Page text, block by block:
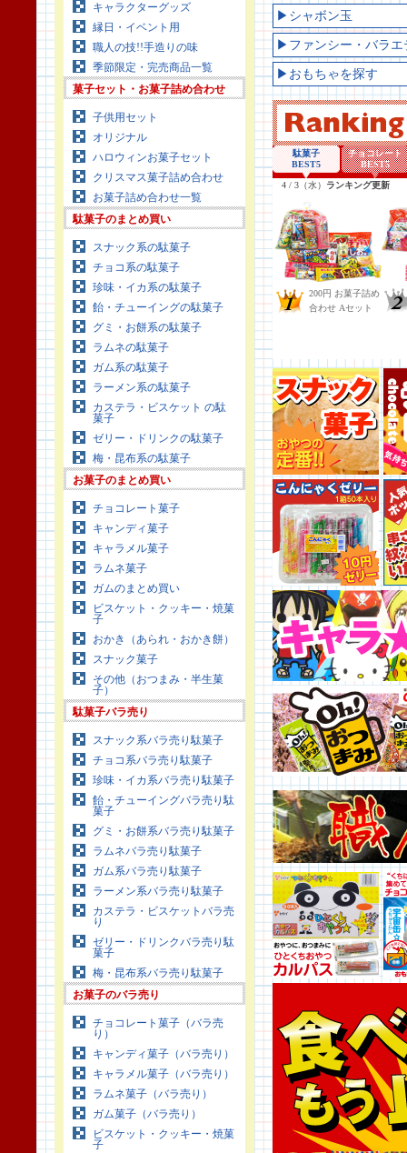
キャラクターグッズ
縁日・イベント用
職人の技!!手造りの味
季節限定・完売商品一覧
菓子セット・お菓子詰め合わせ
子供用セット
オリジナル
ハロウィンお菓子セット
クリスマス菓子詰め合わせ
お菓子詰め合わせ一覧
駄菓子のまとめ買い
スナック系の駄菓子
チョコ系の駄菓子
珍味・イカ系の駄菓子
飴・チューイングの駄菓子
グミ・お餅系の駄菓子
ラムネの駄菓子
ガム系の駄菓子
ラーメン系の駄菓子
カステラ・ビスケット の駄
菓子
ゼリー・ドリンクの駄菓子
梅・昆布系の駄菓子
お菓子のまとめ買い
チョコレート菓子
キャンディ菓子
キャラメル菓子
ラムネ菓子
ガムのまとめ買い
ビスケット・クッキー・焼菓
子
おかき（あられ・おかき餅）
スナック菓子
その他（おつまみ・半生菓
子）
駄菓子バラ売り
スナック系バラ売り駄菓子
チョコ系バラ売り駄菓子
珍味・イカ系バラ売り駄菓子
飴・チューイングバラ売り駄
菓子
グミ・お餅系バラ売り駄菓子
ラムネバラ売り駄菓子
ガム系バラ売り駄菓子
ラーメン系バラ売り駄菓子
カステラ・ビスケットバラ売
り
ゼリー・ドリンクバラ売り駄
菓子
梅・昆布系バラ売り駄菓子
お菓子のバラ売り
チョコレート菓子（バラ売
り）
キャンディ菓子（バラ売り）
キャラメル菓子（バラ売り）
ラムネ菓子（バラ売り）
ガム菓子（バラ売り）
ビスケット・クッキー・焼菓
子
▶シャボン玉
▶ファンシー・バラエ
▶おもちゃを探す